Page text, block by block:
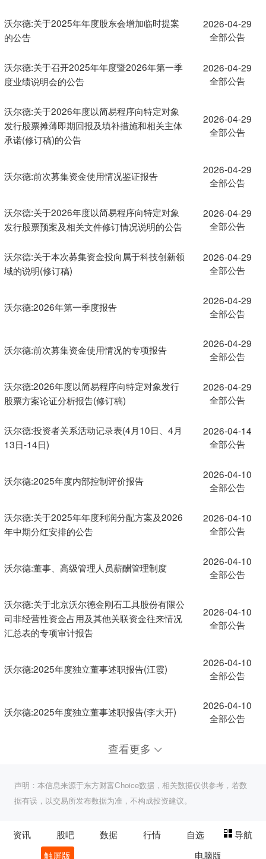
沃尔德:关于2025年年度股东会增加临时提案
的公告
2026-04-29
全部公告
沃尔德:关于召开2025年年度暨2026年第一季
度业绩说明会的公告
2026-04-29
全部公告
沃尔德:关于2026年度以简易程序向特定对象
发行股票摊薄即期回报及填补措施和相关主体
承诺(修订稿)的公告
2026-04-29
全部公告
沃尔德:前次募集资金使用情况鉴证报告
2026-04-29
全部公告
沃尔德:关于2026年度以简易程序向特定对象
发行股票预案及相关文件修订情况说明的公告
2026-04-29
全部公告
沃尔德:关于本次募集资金投向属于科技创新领
域的说明(修订稿)
2026-04-29
全部公告
沃尔德:2026年第一季度报告
2026-04-29
全部公告
沃尔德:前次募集资金使用情况的专项报告
2026-04-29
全部公告
沃尔德:2026年度以简易程序向特定对象发行
股票方案论证分析报告(修订稿)
2026-04-29
全部公告
沃尔德:投资者关系活动记录表(4月10日、4月
13日-14日)
2026-04-14
全部公告
沃尔德:2025年度内部控制评价报告
2026-04-10
全部公告
沃尔德:关于2025年年度利润分配方案及2026
年中期分红安排的公告
2026-04-10
全部公告
沃尔德:董事、高级管理人员薪酬管理制度
2026-04-10
全部公告
沃尔德:关于北京沃尔德金刚石工具股份有限公
司非经营性资金占用及其他关联资金往来情况
汇总表的专项审计报告
2026-04-10
全部公告
沃尔德:2025年度独立董事述职报告(江霞)
2026-04-10
全部公告
沃尔德:2025年度独立董事述职报告(李大开)
2026-04-10
全部公告
查看更多
声明：本信息来源于东方财富Choice数据，相关数据仅供参考，若数
据有误，以交易所发布数据为准，不构成投资建议。
资讯 股吧 数据 行情 自选
导航
触屏版
电脑版